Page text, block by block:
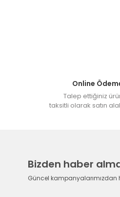
Online
Talep ettiğiniz
taksitli olarak satın
Bizden haber
Güncel